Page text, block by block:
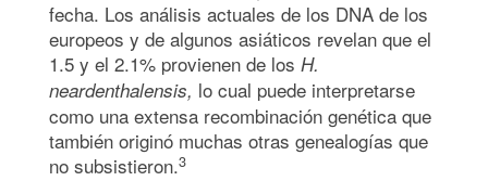
fecha. Los análisis actuales de los DNA de los
europeos y de algunos asiáticos revelan que el
1.5 y el 2.1% provienen de los H.
neardenthalensis, lo cual puede interpretarse
como una extensa recombinación genética que
también originó muchas otras genealogías que
no subsistieron.3